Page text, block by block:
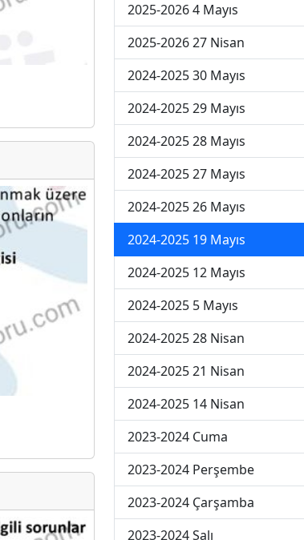
2025-2026 4 Mayıs
2025-2026 27 Nisan
2024-2025 30 Mayıs
2024-2025 29 Mayıs
2024-2025 28 Mayıs
2024-2025 27 Mayıs
2024-2025 26 Mayıs
2024-2025 19 Mayıs
2024-2025 12 Mayıs
2024-2025 5 Mayıs
2024-2025 28 Nisan
2024-2025 21 Nisan
2024-2025 14 Nisan
2023-2024 Cuma
2023-2024 Perşembe
2023-2024 Çarşamba
2023-2024 Salı